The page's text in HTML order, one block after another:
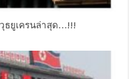
ธยูเครนล่าสุด…!!!